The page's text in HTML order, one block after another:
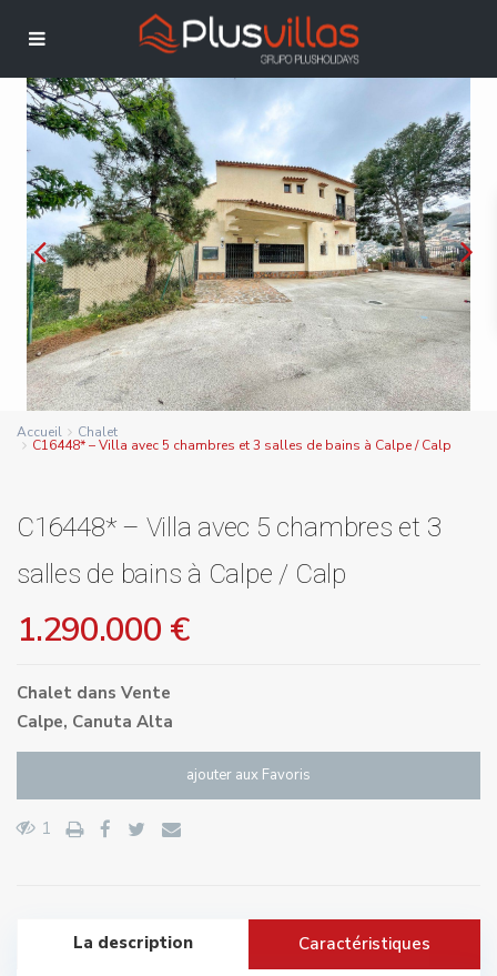
Accueil Chalet
C16448* – Villa avec 5 chambres et 3 salles de bains à Calpe / Calp
C16448* – Villa avec 5 chambres et 3
salles de bains à Calpe / Calp
1.290.000 €
Chalet dans Vente
Calpe, Canuta Alta
ajouter aux Favoris
1
La description Caractéristiques